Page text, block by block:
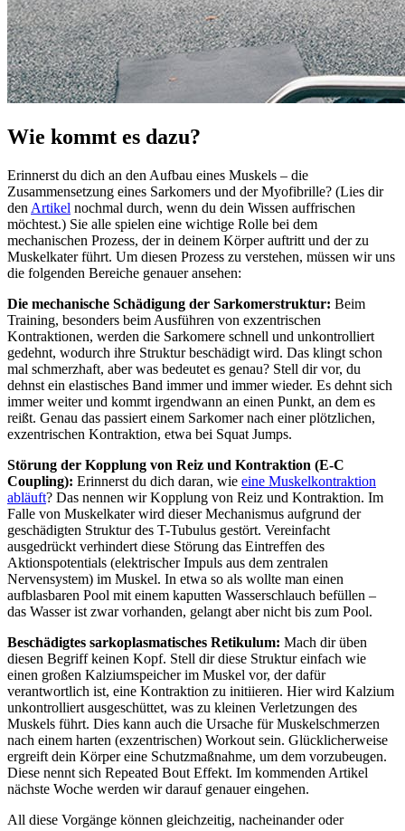
Wie kommt es dazu?
Erinnerst du dich an den Aufbau eines Muskels – die
Zusammensetzung eines Sarkomers und der Myofibrille? (Lies dir
den Artikel nochmal durch, wenn du dein Wissen auffrischen
möchtest.) Sie alle spielen eine wichtige Rolle bei dem
mechanischen Prozess, der in deinem Körper auftritt und der zu
Muskelkater führt. Um diesen Prozess zu verstehen, müssen wir uns
die folgenden Bereiche genauer ansehen:
Die mechanische Schädigung der Sarkomerstruktur: Beim
Training, besonders beim Ausführen von exzentrischen
Kontraktionen, werden die Sarkomere schnell und unkontrolliert
gedehnt, wodurch ihre Struktur beschädigt wird. Das klingt schon
mal schmerzhaft, aber was bedeutet es genau? Stell dir vor, du
dehnst ein elastisches Band immer und immer wieder. Es dehnt sich
immer weiter und kommt irgendwann an einen Punkt, an dem es
reißt. Genau das passiert einem Sarkomer nach einer plötzlichen,
exzentrischen Kontraktion, etwa bei Squat Jumps.
Störung der Kopplung von Reiz und Kontraktion (E-C
Coupling): Erinnerst du dich daran, wie eine Muskelkontraktion
abläuft? Das nennen wir Kopplung von Reiz und Kontraktion. Im
Falle von Muskelkater wird dieser Mechanismus aufgrund der
geschädigten Struktur des T-Tubulus gestört. Vereinfacht
ausgedrückt verhindert diese Störung das Eintreffen des
Aktionspotentials (elektrischer Impuls aus dem zentralen
Nervensystem) im Muskel. In etwa so als wollte man einen
aufblasbaren Pool mit einem kaputten Wasserschlauch befüllen –
das Wasser ist zwar vorhanden, gelangt aber nicht bis zum Pool.
Beschädigtes sarkoplasmatisches Retikulum: Mach dir üben
diesen Begriff keinen Kopf. Stell dir diese Struktur einfach wie
einen großen Kalziumspeicher im Muskel vor, der dafür
verantwortlich ist, eine Kontraktion zu initiieren. Hier wird Kalzium
unkontrolliert ausgeschüttet, was zu kleinen Verletzungen des
Muskels führt. Dies kann auch die Ursache für Muskelschmerzen
nach einem harten (exzentrischen) Workout sein. Glücklicherweise
ergreift dein Körper eine Schutzmaßnahme, um dem vorzubeugen.
Diese nennt sich Repeated Bout Effekt. Im kommenden Artikel
nächste Woche werden wir darauf genauer eingehen.
All diese Vorgänge können gleichzeitig, nacheinander oder